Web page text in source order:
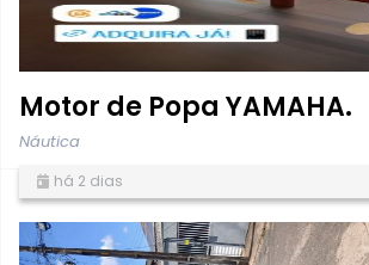
Motor de Popa YAMAHA.
Náutica
há 2 dias